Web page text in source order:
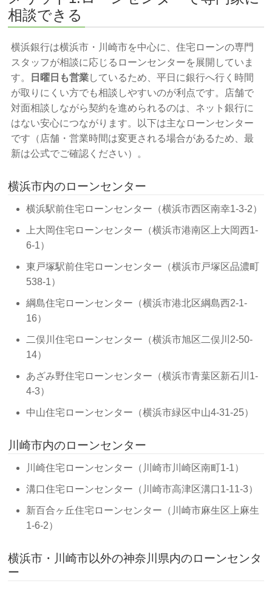
相談できる
横浜銀行は横浜市・川崎市を中心に、住宅ローンの専門
スタッフが相談に応じるローンセンターを展開していま
す。
日曜日も営業しているため、平日に銀行へ行く時間
が取りにくい方でも相談しやすいのが利点です。店舗で
対面相談しながら契約を進められるのは、ネット銀行に
はない安心につながります。以下は主なローンセンター
です（店舗・営業時間は変更される場合があるため、最
新は公式でご確認ください）。
横浜市内のローンセンター
横浜駅前住宅ローンセンター（横浜市西区南幸1-3-2）
上大岡住宅ローンセンター（横浜市港南区上大岡西1-
6-1）
東戸塚駅前住宅ローンセンター（横浜市戸塚区品濃町
538-1）
綱島住宅ローンセンター（横浜市港北区綱島西2-1-
16）
二俣川住宅ローンセンター（横浜市旭区二俣川2-50-
14）
あざみ野住宅ローンセンター（横浜市青葉区新石川1-
4-3）
中山住宅ローンセンター（横浜市緑区中山4-31-25）
川崎市内のローンセンター
川崎住宅ローンセンター（川崎市川崎区南町1-1）
溝口住宅ローンセンター（川崎市高津区溝口1-11-3）
新百合ヶ丘住宅ローンセンター（川崎市麻生区上麻生
1-6-2）
横浜市・川崎市以外の神奈川県内のローンセンタ
ー